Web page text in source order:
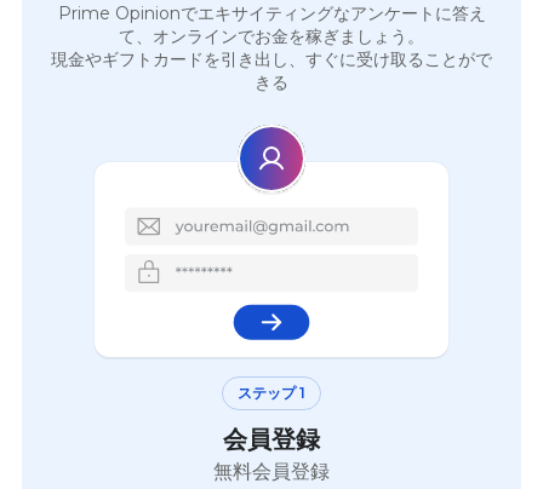
Prime Opinionでエキサイティングなアンケートに答え
て、オンラインでお金を稼ぎましょう。
現金やギフトカードを引き出し、すぐに受け取ることがで
きる
ステップ 1
会員登録
無料会員登録